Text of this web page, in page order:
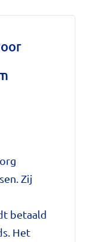
Zij
betaald
Het